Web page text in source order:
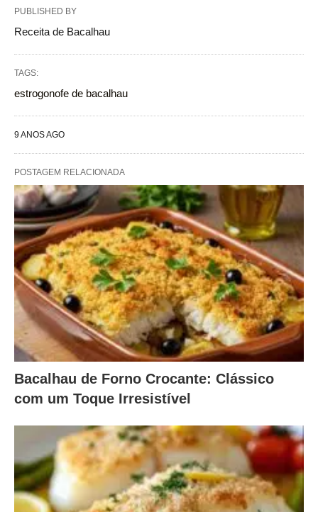
PUBLISHED BY
Receita de Bacalhau
TAGS:
estrogonofe de bacalhau
9 ANOS AGO
POSTAGEM RELACIONADA
Bacalhau de Forno Crocante: Clássico
com um Toque Irresistível